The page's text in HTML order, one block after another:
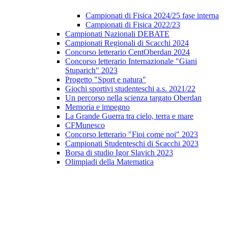
Campionati di Fisica 2024/25 fase interna
Campionati di Fisica 2022/23
Campionati Nazionali DEBATE
Campionati Regionali di Scacchi 2024
Concorso letterario CentOberdan 2024
Concorso letterario Internazionale "Giani
Stuparich" 2023
Progetto "Sport e natura"
Giochi sportivi studenteschi a.s. 2021/22
Un percorso nella scienza targato Oberdan
Memoria e impegno
La Grande Guerra tra cielo, terra e mare
CFMunesco
Concorso letterario "Fioi come noi" 2023
Campionati Studenteschi di Scacchi 2023
Borsa di studio Igor Slavich 2023
Olimpiadi della Matematica